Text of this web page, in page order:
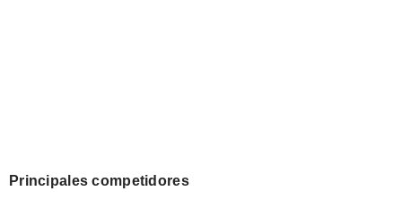
Principales competidores